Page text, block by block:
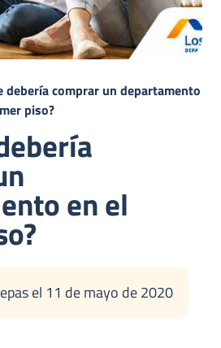
debería comprar un departamento
piso?
en el
el 11 de mayo de 2020